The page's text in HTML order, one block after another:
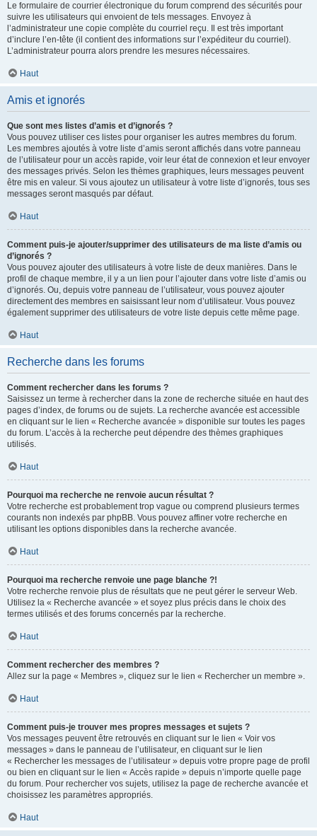
Le formulaire de courrier électronique du forum comprend des sécurités pour
suivre les utilisateurs qui envoient de tels messages. Envoyez à
l’administrateur une copie complète du courriel reçu. Il est très important
d’inclure l’en-tête (il contient des informations sur l’expéditeur du courriel).
L’administrateur pourra alors prendre les mesures nécessaires.
Haut
Amis et ignorés
Que sont mes listes d’amis et d’ignorés ?
Vous pouvez utiliser ces listes pour organiser les autres membres du forum.
Les membres ajoutés à votre liste d’amis seront affichés dans votre panneau
de l’utilisateur pour un accès rapide, voir leur état de connexion et leur envoyer
des messages privés. Selon les thèmes graphiques, leurs messages peuvent
être mis en valeur. Si vous ajoutez un utilisateur à votre liste d’ignorés, tous ses
messages seront masqués par défaut.
Haut
Comment puis-je ajouter/supprimer des utilisateurs de ma liste d’amis ou
d’ignorés ?
Vous pouvez ajouter des utilisateurs à votre liste de deux manières. Dans le
profil de chaque membre, il y a un lien pour l’ajouter dans votre liste d’amis ou
d’ignorés. Ou, depuis votre panneau de l’utilisateur, vous pouvez ajouter
directement des membres en saisissant leur nom d’utilisateur. Vous pouvez
également supprimer des utilisateurs de votre liste depuis cette même page.
Haut
Recherche dans les forums
Comment rechercher dans les forums ?
Saisissez un terme à rechercher dans la zone de recherche située en haut des
pages d’index, de forums ou de sujets. La recherche avancée est accessible
en cliquant sur le lien « Recherche avancée » disponible sur toutes les pages
du forum. L’accès à la recherche peut dépendre des thèmes graphiques
utilisés.
Haut
Pourquoi ma recherche ne renvoie aucun résultat ?
Votre recherche est probablement trop vague ou comprend plusieurs termes
courants non indexés par phpBB. Vous pouvez affiner votre recherche en
utilisant les options disponibles dans la recherche avancée.
Haut
Pourquoi ma recherche renvoie une page blanche ?!
Votre recherche renvoie plus de résultats que ne peut gérer le serveur Web.
Utilisez la « Recherche avancée » et soyez plus précis dans le choix des
termes utilisés et des forums concernés par la recherche.
Haut
Comment rechercher des membres ?
Allez sur la page « Membres », cliquez sur le lien « Rechercher un membre ».
Haut
Comment puis-je trouver mes propres messages et sujets ?
Vos messages peuvent être retrouvés en cliquant sur le lien « Voir vos
messages » dans le panneau de l’utilisateur, en cliquant sur le lien
« Rechercher les messages de l’utilisateur » depuis votre propre page de profil
ou bien en cliquant sur le lien « Accès rapide » depuis n’importe quelle page
du forum. Pour rechercher vos sujets, utilisez la page de recherche avancée et
choisissez les paramètres appropriés.
Haut